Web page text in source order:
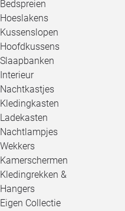
Bedspreien
Hoeslakens
Kussenslopen
Hoofdkussens
Slaapbanken
Interieur
Nachtkastjes
Kledingkasten
Ladekasten
Nachtlampjes
Wekkers
Kamerschermen
Kledingrekken &
Hangers
Eigen Collectie